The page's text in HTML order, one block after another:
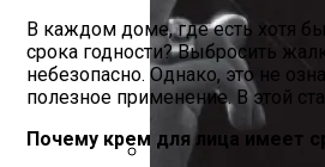
В каждом доме, где есть хотя
срока годности? Выбросить
небезопасно. Однако, это не
полезное применение. В этой
Почему крем для лица имеет